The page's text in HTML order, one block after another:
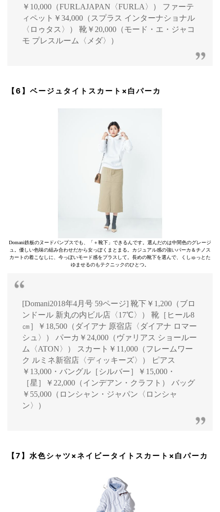
￥10,000（FURLAJAPAN〈FURLA〉） ファーテ
ィペット￥34,000（スプラス インターナショナル
〈ロゥタス〉） 靴￥20,000（モード・エ・ジャコ
モ プレスルーム〈メダ〉）
【6】ベージュタイトスカート×白パーカ
Domani鉄板のヌードパンプスでも、「＋靴下」できるんです。選んだのは中間色のグレージ
ュ。優しい色味の組み合わせだから女っぽくまとまる。カジュアル感の強いパーカ＆チノス
カートの着こなしに、今っぽいモード感をプラスして。長めの靴下を選んで、くしゅっとた
ゆませるのもテクニックのひとつ。
[Domani2018年4月号 59ページ] 靴下￥1,200（ブロ
ンドール 新丸の内ビル店〈17℃〉） 靴［ヒール8
㎝］￥18,500（ダイアナ 原宿店〈ダイアナ ロマー
シュ〉） パーカ￥24,000（ヴァリアス ショールー
ム〈ATON〉） スカート￥11,000（フレームワー
ク ルミネ新宿店〈ディッキーズ〉） ピアス
￥13,000・バングル［シルバー］￥15,000・
［星］￥22,000（インデアン・クラフト） バッグ
￥55,000（ロンシャン・ジャパン〈ロンシャ
ン〉）
【7】水色シャツ×ネイビータイトスカート×白パーカ